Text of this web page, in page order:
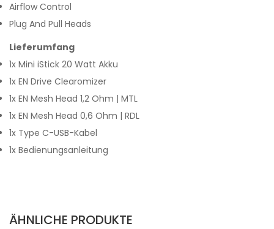
Airflow Control
Plug And Pull Heads
Lieferumfang
1x Mini iStick 20 Watt Akku
1x EN Drive Clearomizer
1x EN Mesh Head 1,2 Ohm | MTL
1x EN Mesh Head 0,6 Ohm | RDL
1x Type C-USB-Kabel
1x Bedienungsanleitung
ÄHNLICHE PRODUKTE